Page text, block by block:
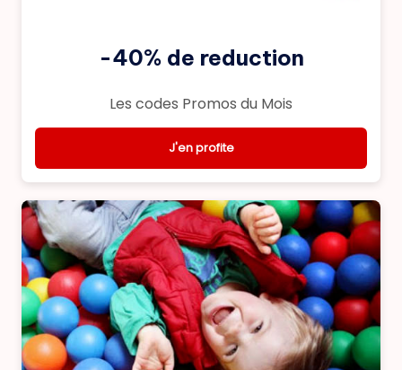
-40% de reduction
Les codes Promos du Mois
J'en profite